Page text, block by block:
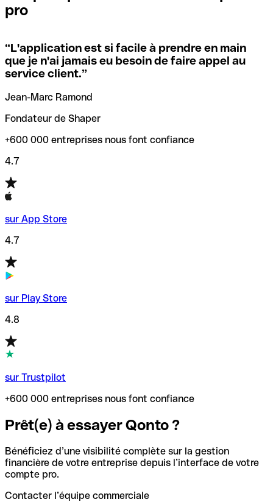
locales.
Si vous n'êtes pas sûr du code SWIFT que vous devriez
utiliser, nous avons développé un outil de recherche de
codes SWIFT par nom de banque.
vérification/recherche de codes SWIFT. Ainsi, vous pouvez
trouver et vérifier vos codes SWIFT avant de réaliser vos
transferts d’argent.
pro
“L'application est si facile à prendre en main
que je n'ai jamais eu besoin de faire appel au
service client.”
Jean-Marc Ramond
Fondateur de Shaper
+600 000 entreprises nous font confiance
4.7
sur App Store
4.7
sur Play Store
4.8
sur Trustpilot
+600 000 entreprises nous font confiance
Prêt(e) à essayer Qonto ?
Bénéficiez d’une visibilité complète sur la gestion
financière de votre entreprise depuis l’interface de votre
compte pro.
Contacter l’équipe commerciale